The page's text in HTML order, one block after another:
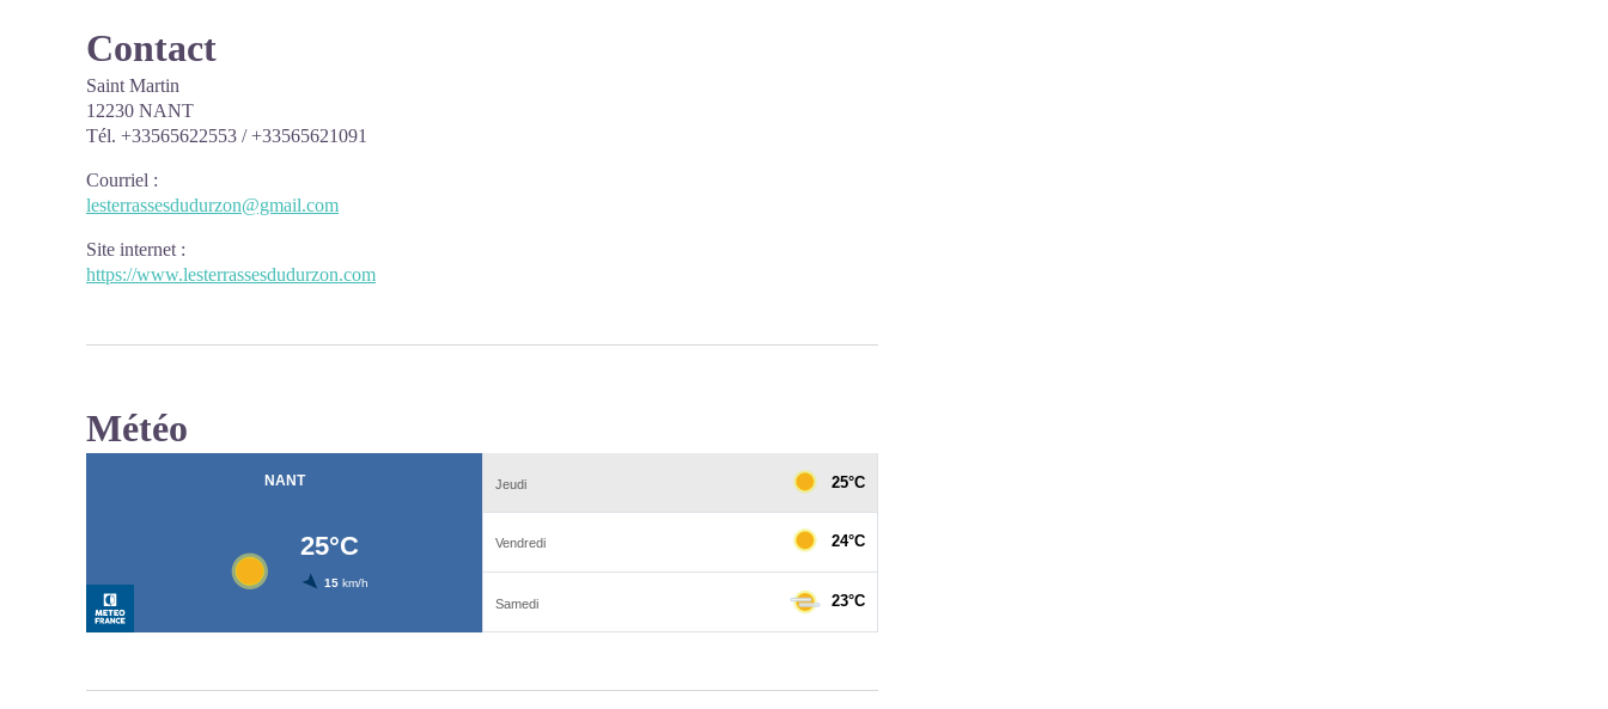
Contact
Saint Martin
12230 NANT
Tél. +33565622553 / +33565621091
Courriel :
lesterrassesdudurzon@gmail.com
Site internet :
https://www.lesterrassesdudurzon.com
Météo